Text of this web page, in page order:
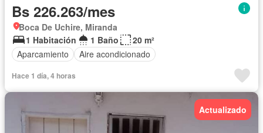
Bs 226.263/mes
Boca De Uchire, Miranda
1 Habitación
1 Baño
20 m²
Aparcamiento
Aire acondicionado
Hace 1 día, 4 horas
Actualizado